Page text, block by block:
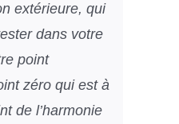
extérieure, qui
dans votre
point
zéro qui est à
de l’harmonie